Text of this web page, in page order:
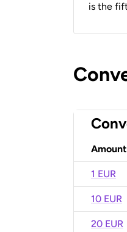
is the
Amount
1 EUR
10 EUR
20 EUR